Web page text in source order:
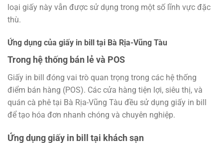
loại giấy này vẫn được sử dụng trong một số lĩnh vực đặc
thù.
Ứng dụng của giấy in bill tại Bà Rịa-Vũng Tàu
Trong hệ thống bán lẻ và POS
Giấy in bill đóng vai trò quan trọng trong các hệ thống
điểm bán hàng (POS). Các cửa hàng tiện lợi, siêu thị, và
quán cà phê tại Bà Rịa-Vũng Tàu đều sử dụng giấy in bill
để tạo hóa đơn nhanh chóng và chuyên nghiệp.
Ứng dụng giấy in bill tại khách sạn